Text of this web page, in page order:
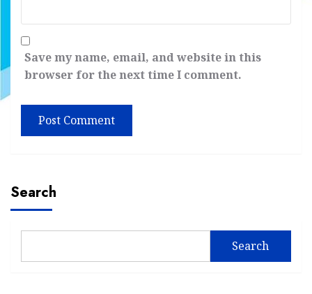
Save my name, email, and website in this
browser for the next time I comment.
Search
Search